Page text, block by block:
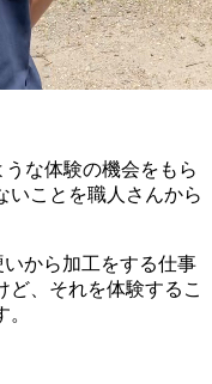
な体験の機会をもら
いことを職人さんから
から加工をする仕事
ど、それを体験するこ